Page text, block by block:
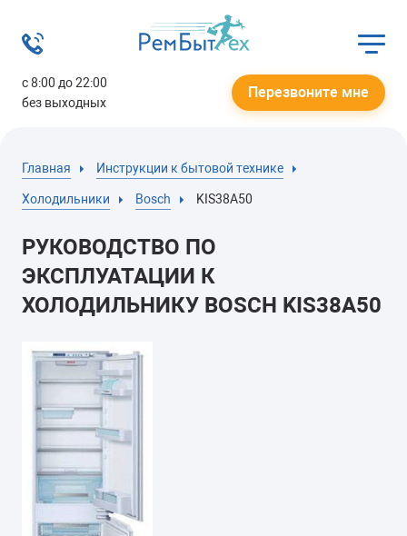
с 8:00 до 22:00
без выходных
Перезвоните мне
Главная Инструкции к бытовой технике
Холодильники Bosch KIS38A50
РУКОВОДСТВО ПО
ЭКСПЛУАТАЦИИ К
ХОЛОДИЛЬНИКУ BOSCH KIS38A50